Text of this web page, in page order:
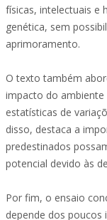
físicas, intelectuais e
genética, sem
aprimoramento.
O texto também
impacto do
estatísticas de
disso, destaca a
predestinados
potencial devido às
Por fim, o ensaio
depende dos poucos